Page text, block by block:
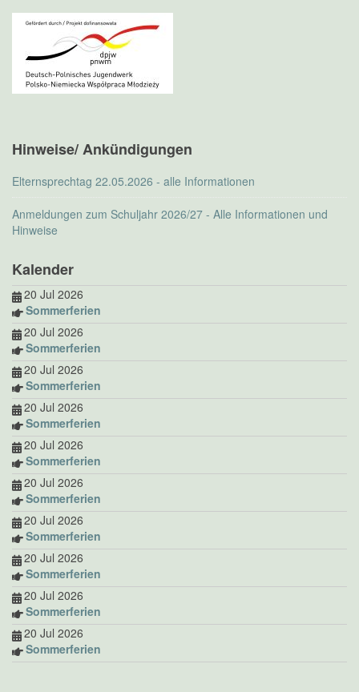
Hinweise/ Ankündigungen
Elternsprechtag 22.05.2026 - alle Informationen
Anmeldungen zum Schuljahr 2026/27 - Alle Informationen und
Hinweise
Kalender
20 Jul 2026
Sommerferien
20 Jul 2026
Sommerferien
20 Jul 2026
Sommerferien
20 Jul 2026
Sommerferien
20 Jul 2026
Sommerferien
20 Jul 2026
Sommerferien
20 Jul 2026
Sommerferien
20 Jul 2026
Sommerferien
20 Jul 2026
Sommerferien
20 Jul 2026
Sommerferien